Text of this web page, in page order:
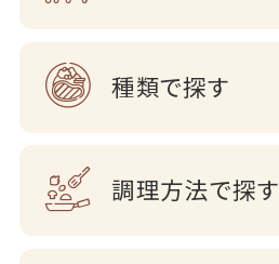
種類で探す
調理方法で探す